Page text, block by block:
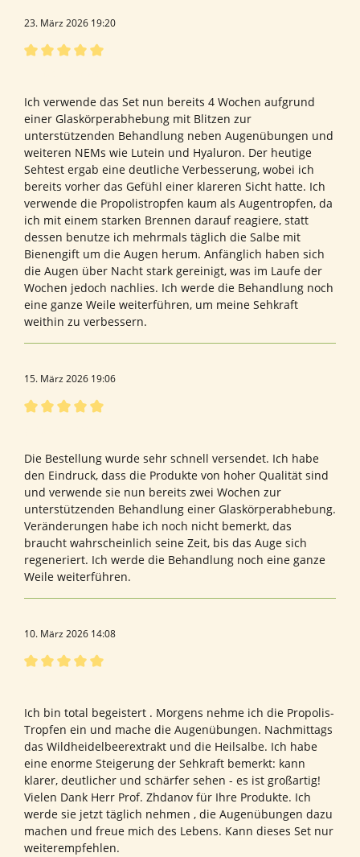
23. März 2026 19:20
Ich verwende das Set nun bereits 4 Wochen aufgrund
einer Glaskörperabhebung mit Blitzen zur
unterstützenden Behandlung neben Augenübungen und
weiteren NEMs wie Lutein und Hyaluron. Der heutige
Sehtest ergab eine deutliche Verbesserung, wobei ich
bereits vorher das Gefühl einer klareren Sicht hatte. Ich
verwende die Propolistropfen kaum als Augentropfen, da
ich mit einem starken Brennen darauf reagiere, statt
dessen benutze ich mehrmals täglich die Salbe mit
Bienengift um die Augen herum. Anfänglich haben sich
die Augen über Nacht stark gereinigt, was im Laufe der
Wochen jedoch nachlies. Ich werde die Behandlung noch
eine ganze Weile weiterführen, um meine Sehkraft
weithin zu verbessern.
15. März 2026 19:06
Die Bestellung wurde sehr schnell versendet. Ich habe
den Eindruck, dass die Produkte von hoher Qualität sind
und verwende sie nun bereits zwei Wochen zur
unterstützenden Behandlung einer Glaskörperabhebung.
Veränderungen habe ich noch nicht bemerkt, das
braucht wahrscheinlich seine Zeit, bis das Auge sich
regeneriert. Ich werde die Behandlung noch eine ganze
Weile weiterführen.
10. März 2026 14:08
Ich bin total begeistert . Morgens nehme ich die Propolis-
Tropfen ein und mache die Augenübungen. Nachmittags
das Wildheidelbeerextrakt und die Heilsalbe. Ich habe
eine enorme Steigerung der Sehkraft bemerkt: kann
klarer, deutlicher und schärfer sehen - es ist großartig!
Vielen Dank Herr Prof. Zhdanov für Ihre Produkte. Ich
werde sie jetzt täglich nehmen , die Augenübungen dazu
machen und freue mich des Lebens. Kann dieses Set nur
weiterempfehlen.